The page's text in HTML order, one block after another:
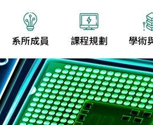
系所成員 課程規劃 學術